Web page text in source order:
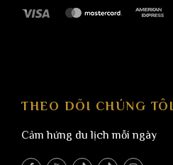
THEO DÕI CHÚNG TÔI
Cảm hứng du lịch mỗi ngày